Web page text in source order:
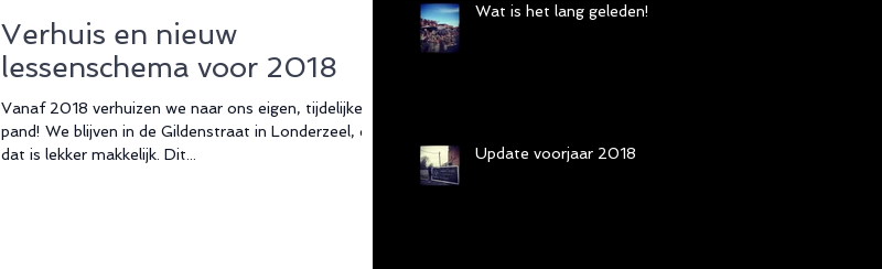
Verhuis en nieuw
lessenschema voor 2018
Vanaf 2018 verhuizen we naar ons eigen, tijdelijke,
pand! We blijven in de Gildenstraat in Londerzeel, dus
dat is lekker makkelijk. Dit...
Wat is het lang geleden!
Update voorjaar 2018